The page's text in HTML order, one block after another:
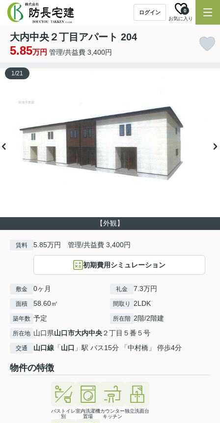
ログイン
お気に入り
0
大内中央２丁目アパート 204
5.85万円 管理/共益費 3,400円
【外観】
1/21
賃料 5.85万円 管理/共益費 3,400円
初期費用シミュレーション
敷金 0ヶ月 礼金 7.3万円
面積 58.60㎡ 間取り 2LDK
築年数 予定 所在階 2階/2階建
所在地 山口県山口市大内中央２丁目５番５号
交通 山口線 「山口 」駅 バス15分 「中村橋」 停歩4分
物件の特徴
バストイレ
別
室内洗濯機
置場
カウンター
キッチン
独立洗面台